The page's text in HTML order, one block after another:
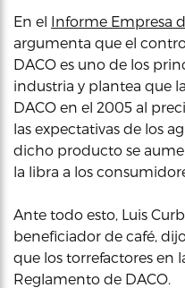
En el Informe Empresa
argumenta que el
DACO es uno de los
industria y plantea que
DACO en el 2005 al
las expectativas de los
dicho producto se
la libra a los
Ante todo esto, Luis
beneficiador de café,
que los torrefactores en
Reglamento de DACO.